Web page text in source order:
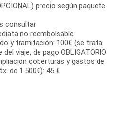
precio según paquete
consultar
no reembolsable
y tramitación: 100€ (se trata
viaje, de pago OBLIGATORIO
coberturas y gastos de
de 1.500€): 45 €